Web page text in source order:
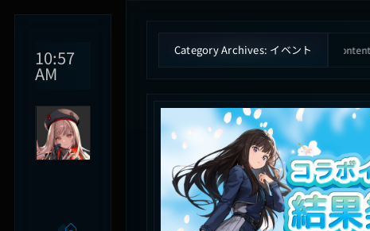
10:57
AM
Category Archives: イベント
fact that a reader will distracted by the readable content of a page when